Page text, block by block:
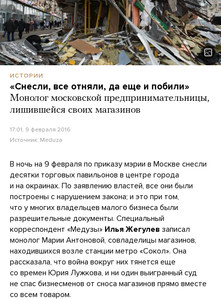
ИСТОРИИ
«Снесли, все отняли, да еще и побили»
Монолог московской предпринимательницы,
лишившейся своих магазинов
17:01, 9 февраля 2016
Источник: Meduza
В ночь на 9 февраля по приказу мэрии в Москве снесли
десятки торговых павильонов в центре города
и на окраинах. По заявлению властей, все они были
построены с нарушением закона; и это при том,
что у многих владельцев малого бизнеса были
разрешительные документы. Специальный
корреспондент «Медузы» Илья Жегулев записал
монолог Марии Антоновой, совладелицы магазинов,
находившихся возле станции метро «Сокол». Она
рассказала, что война вокруг них тянется еще
со времен Юрия Лужкова, и ни один выигранный суд
не спас бизнесменов от сноса магазинов прямо вместе
со всем товаром.